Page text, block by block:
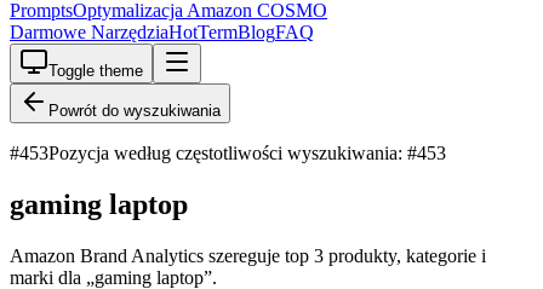
PromptsOptymalizacja Amazon COSMO
Darmowe NarzędziaHotTermBlogFAQ
Toggle theme
Powrót do wyszukiwania
#453Pozycja według częstotliwości wyszukiwania: #453
gaming laptop
Amazon Brand Analytics szereguje top 3 produkty, kategorie i
marki dla „gaming laptop”.